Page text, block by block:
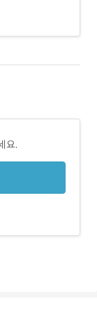
요.